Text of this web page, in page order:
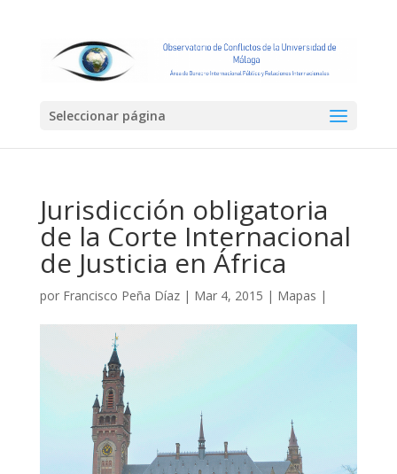
Seleccionar página
Jurisdicción obligatoria
de la Corte Internacional
de Justicia en África
por Francisco Peña Díaz| Mar 4, 2015 | Mapas |